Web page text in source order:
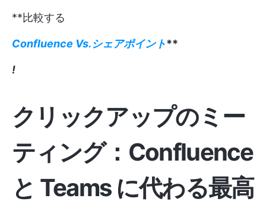
**比較する
Confluence Vs.シェアポイント**
!
クリックアップのミー
ティング：Confluence
と Teams に代わる最高